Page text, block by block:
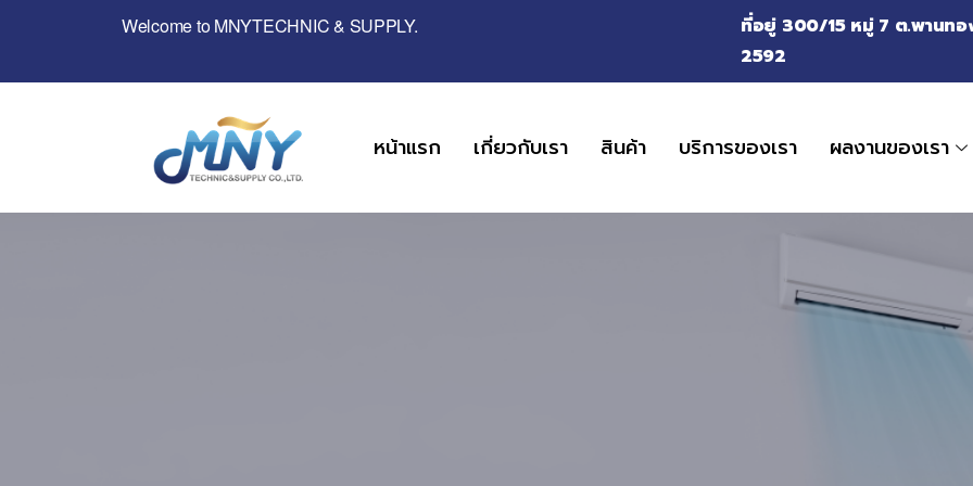
Welcome to MNYTECHNIC & SUPPLY.
ที่อยู่ 300/15 หมู่ 7 ต.พานท
2592
หน้าแรก เกี่ยวกับเรา สินค้า บริการของเรา ผลงานของเรา